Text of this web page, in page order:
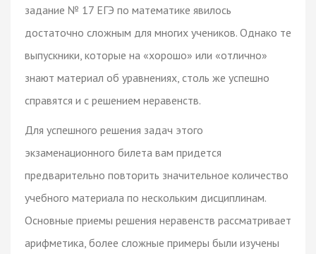
задание № 17 ЕГЭ по математике явилось
достаточно сложным для многих учеников. Однако те
выпускники, которые на «хорошо» или «отлично»
знают материал об уравнениях, столь же успешно
справятся и с решением неравенств.
Для успешного решения задач этого
экзаменационного билета вам придется
предварительно повторить значительное количество
учебного материала по нескольким дисциплинам.
Основные приемы решения неравенств рассматривает
арифметика, более сложные примеры были изучены